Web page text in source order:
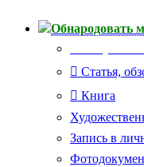
Обнародовать
Статья,
Книга
Запись в